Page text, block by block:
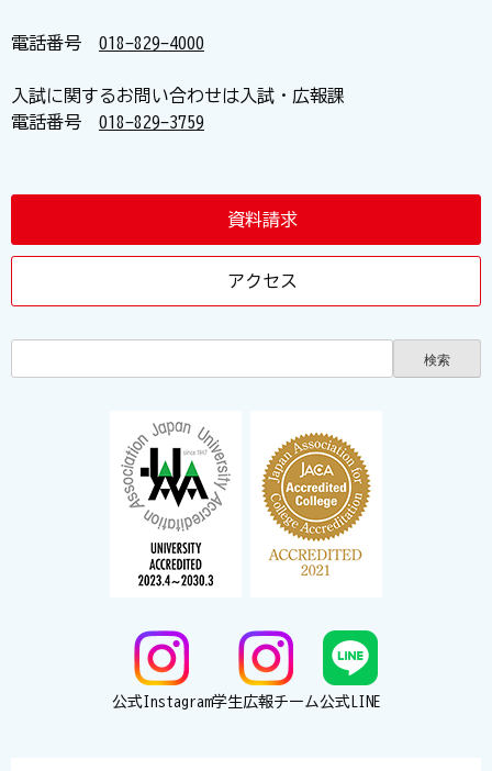
電話番号 018-829-4000
入試に関するお問い合わせは入試・広報課
電話番号 018-829-3759
資料請求
アクセス
公式Instagram学生広報チーム公式LINE